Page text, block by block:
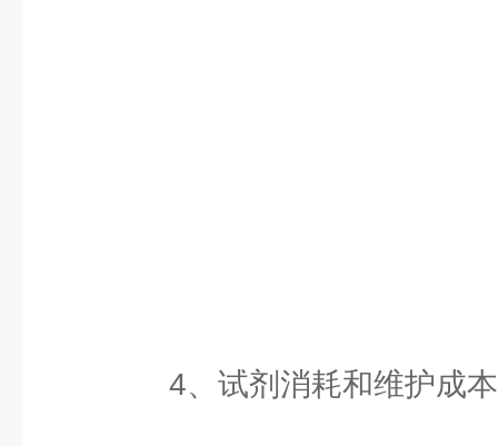
4、试剂消耗和维护成本